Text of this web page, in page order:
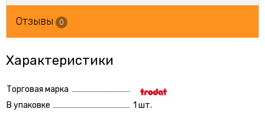
Отзывы 0
Характеристики
Торговая марка
В упаковке
1 шт.